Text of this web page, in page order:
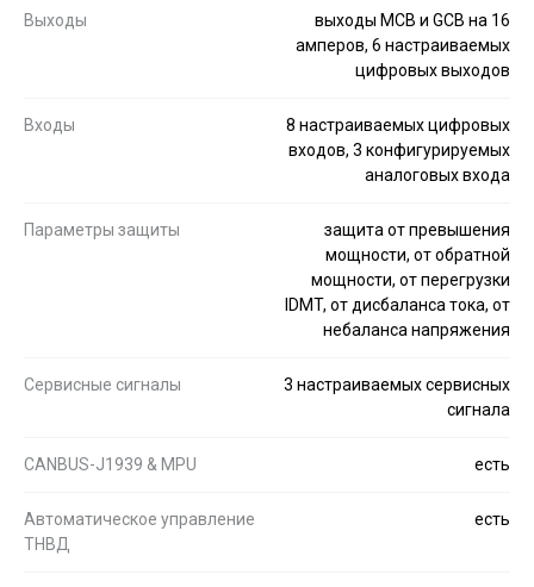
Выходы
выходы MCB и GCB на 16
амперов, 6 настраиваемых
цифровых выходов
Входы
8 настраиваемых цифровых
входов, 3 конфигурируемых
аналоговых входа
Параметры защиты
защита от превышения
мощности, от обратной
мощности, от перегрузки
IDMT, от дисбаланса тока, от
небаланса напряжения
Сервисные сигналы
3 настраиваемых сервисных
сигнала
CANBUS-J1939 & MPU есть
Автоматическое управление
ТНВД
есть